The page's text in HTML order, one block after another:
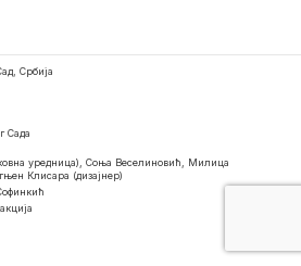
Србија
Сада
уредница), Соња Веселиновић, Милица
Клисара (дизајнер)